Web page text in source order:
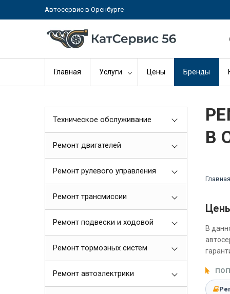
Автосервис в Оренбурге
Главная Услуги Цены Бренды
В
Главная
В
Техническое обслуживание
Ремонт двигателей
Ремонт рулевого управления
Ремонт трансмиссии
Ремонт подвески и ходовой
Ремонт тормозных систем
Ремонт автоэлектрики